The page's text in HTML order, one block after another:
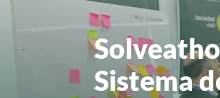
Sistema